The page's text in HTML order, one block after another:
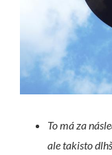
To má za
ale takisto